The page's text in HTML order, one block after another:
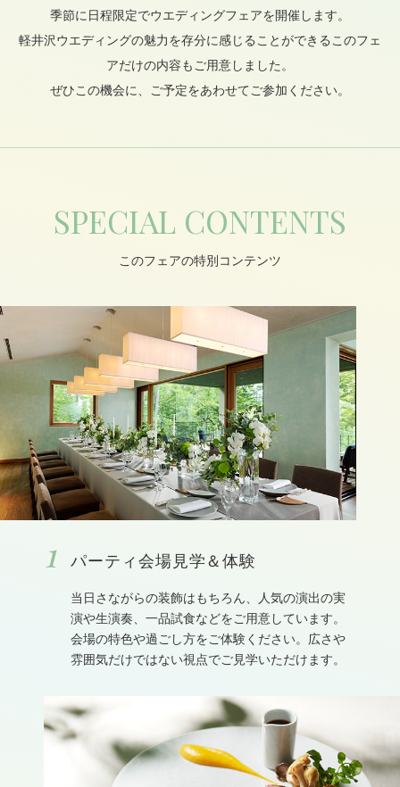
季節に日程限定でウエディングフェアを開催します。
軽井沢ウエディングの魅力を存分に感じることができるこのフェ
アだけの内容もご用意しました。
ぜひこの機会に、ご予定をあわせてご参加ください。
SPECIAL CONTENTS
このフェアの特別コンテンツ
1 パーティ会場見学＆体験
当⽇さながらの装飾はもちろん、人気の演出の実
演や生演奏、⼀品試⾷などをご用意しています。
会場の特⾊や過ごし⽅をご体験ください。広さや
雰囲気だけではない視点でご⾒学いただけます。